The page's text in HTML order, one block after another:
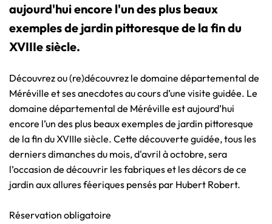
aujourd'hui encore l'un des plus beaux
exemples de jardin pittoresque de la fin du
XVIIIe siècle.
Découvrez ou (re)découvrez le domaine départemental de
Méréville et ses anecdotes au cours d’une visite guidée. Le
domaine départemental de Méréville est aujourd’hui
encore l’un des plus beaux exemples de jardin pittoresque
de la fin du XVIIIe siècle. Cette découverte guidée, tous les
derniers dimanches du mois, d'avril à octobre, sera
l’occasion de découvrir les fabriques et les décors de ce
jardin aux allures féeriques pensés par Hubert Robert.
Réservation obligatoire